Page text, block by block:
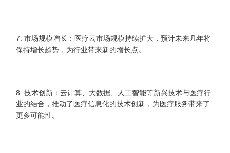
7. 市场规模增长：医疗云市场规模持续扩大，预计未来几年将
保持增长趋势，为行业带来新的增长点。
8. 技术创新：云计算、大数据、人工智能等新兴技术与医疗行
业的结合，推动了医疗信息化的技术创新，为医疗服务带来了
更多可能性。